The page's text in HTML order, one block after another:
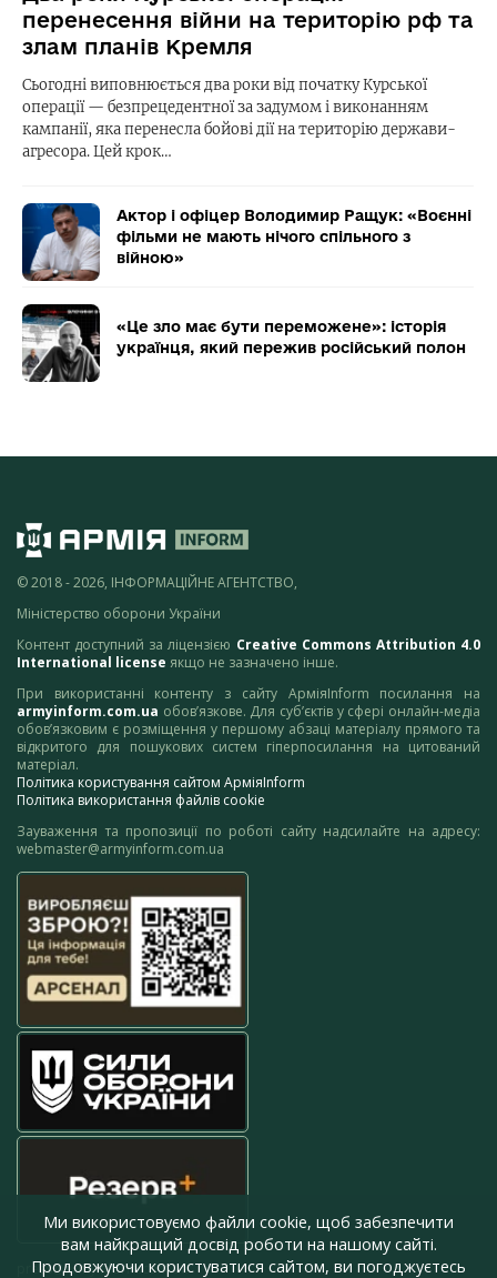
перенесення війни на територію рф та
злам планів Кремля
Сьогодні виповнюється два роки від початку Курської
операції — безпрецедентної за задумом і виконанням
кампанії, яка перенесла бойові дії на територію держави-
агресора. Цей крок…
Актор і офіцер Володимир Ращук: «Воєнні
фільми не мають нічого спільного з
війною»
«Це зло має бути переможене»: історія
українця, який пережив російський полон
© 2018 - 2026, ІНФОРМАЦІЙНЕ АГЕНТСТВО,
Міністерство оборони України
Контент доступний за ліцензією Creative Commons Attribution 4.0
International license якщо не зазначено інше.
При використанні контенту з сайту АрміяInform посилання на
armyinform.com.ua обов’язкове. Для суб’єктів у сфері онлайн-медіа
обов’язковим є розміщення у першому абзаці матеріалу прямого та
відкритого для пошукових систем гіперпосилання на цитований
матеріал.
Політика користування сайтом АрміяInform
Політика використання файлів cookie
Зауваження та пропозиції по роботі сайту надсилайте на адресу:
webmaster@armyinform.com.ua
press@armyinform.com.ua
Ми використовуємо файли cookie, щоб забезпечити
вам найкращий досвід роботи на нашому сайті.
Продовжуючи користуватися сайтом, ви погоджуєтесь